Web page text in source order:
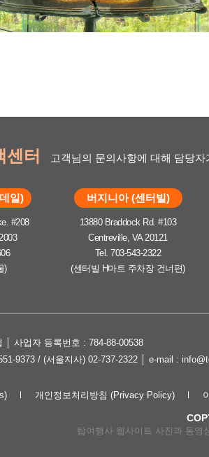
센터 고객님의 문의사항에 대해 담당
일)
#208
)
버지니아 (센터빌)
13880 Braddock Rd. #103
Centreville, VA 20121
Tel. 703-543-2322
(센터빌 H마트 주차장 건너편)
│ 사업자 등록번호 : 784-88-00538
9373 / (서울지사) 02-737-2322 │ e-mail :
개인정보처리방침 (Privacy Policy)
탑여행사 웹사이트 사진과 동영